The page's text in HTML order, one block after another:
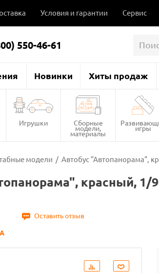
Условия и гарантии Сервис
550-46-61
Новинки Хиты продаж
Игрушки Сборные
модели,
материалы
игры
модели / Автобус "Автопанорама",
красный, 1/
Оставить отзыв